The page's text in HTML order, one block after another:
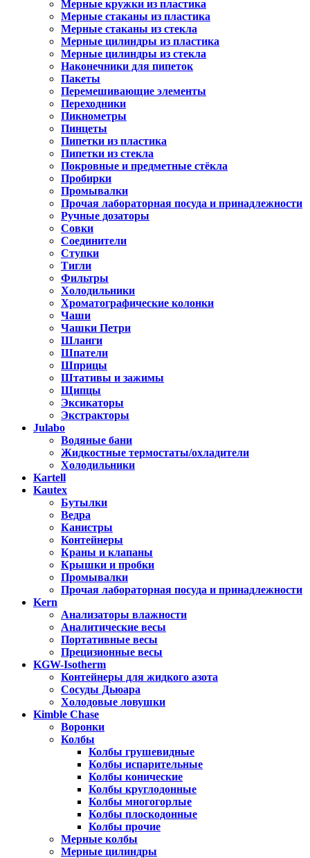
Мерные кружки из пластика
Мерные стаканы из пластика
Мерные стаканы из стекла
Мерные цилиндры из пластика
Мерные цилиндры из стекла
Наконечники для пипеток
Пакеты
Перемешивающие элементы
Переходники
Пикнометры
Пинцеты
Пипетки из пластика
Пипетки из стекла
Покровные и предметные стёкла
Пробирки
Промывалки
Прочая лабораторная посуда и принадлежности
Ручные дозаторы
Совки
Соединители
Ступки
Тигли
Фильтры
Холодильники
Хроматографические колонки
Чаши
Чашки Петри
Шланги
Шпатели
Шприцы
Штативы и зажимы
Щипцы
Эксикаторы
Экстракторы
Julabo
Водяные бани
Жидкостные термостаты/охладители
Холодильники
Kartell
Kautex
Бутылки
Ведра
Канистры
Контейнеры
Краны и клапаны
Крышки и пробки
Промывалки
Прочая лабораторная посуда и принадлежности
Kern
Анализаторы влажности
Аналитические весы
Портативные весы
Прецизионные весы
KGW-Isotherm
Контейнеры для жидкого азота
Сосуды Дьюара
Холодовые ловушки
Kimble Chase
Воронки
Колбы
Колбы грушевидные
Колбы испарительные
Колбы конические
Колбы круглодонные
Колбы многогорлые
Колбы плоскодонные
Колбы прочие
Мерные колбы
Мерные цилиндры